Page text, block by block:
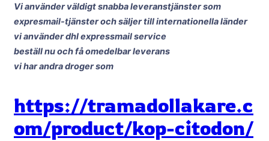
Vi använder väldigt snabba leveranstjänster som
expresmail-tjänster och säljer till internationella länder
vi använder dhl expressmail service
beställ nu och få omedelbar leverans
vi har andra droger som
https://tramadollakare.c
om/product/kop-citodon/